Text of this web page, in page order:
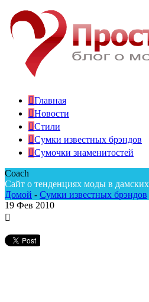
Главная
Новости
Стили
Сумки известных брэндов
Сумочки знаменитостей
Coach
Сайт о тенденциях моды в
Домой - Сумки известных брэндов
19 Фев 2010